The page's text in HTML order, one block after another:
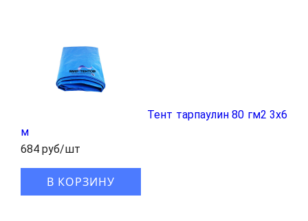
Тент тарпаулин 80 гм2 3х6
м
684 руб/шт
В КОРЗИНУ